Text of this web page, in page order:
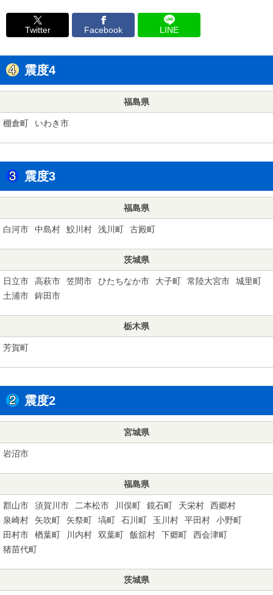
Twitter Facebook LINE
震度4
福島県
棚倉町 いわき市
震度3
福島県
白河市 中島村 鮫川村 浅川町 古殿町
茨城県
日立市 高萩市 笠間市 ひたちなか市 大子町 常陸大宮市
城里町
土浦市
鉾田市
栃木県
芳賀町
震度2
宮城県
岩沼市
福島県
郡山市 須賀川市 二本松市 川俣町 鏡石町 天栄村
西郷村
泉崎村
矢吹町 矢祭町 塙町 石川町 玉川村 平田村
小野町
田村市
楢葉町 川内村 双葉町 飯舘村 下郷町
西会津町
猪苗代町
茨城県